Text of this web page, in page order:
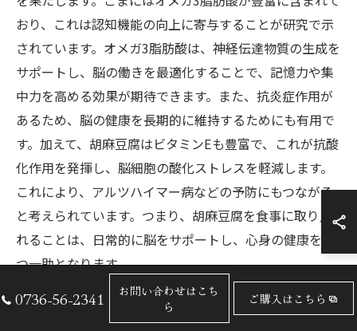
おり、これは認知機能の向上に寄与することが研究で示
されています。オメガ3脂肪酸は、神経伝達物質の生成を
サポートし、脳の働きを最適化することで、記憶力や集
中力を高める効果が期待できます。また、抗炎症作用が
あるため、脳の健康を長期的に維持するためにも有用で
す。加えて、胡麻豆腐はビタミンEも豊富で、これが抗酸
化作用を発揮し、脳細胞の酸化ストレスを軽減します。
これにより、アルツハイマー病などの予防にもつながる
と考えられています。つまり、胡麻豆腐を食事に取り入
れることは、日常的に脳をサポートし、心身の健康を保
つ一助となります。
胡麻豆腐の脂肪酸が体脂肪を減らす
0736-56-2341
お問い合わせはこち
ら
ご購入はこちら